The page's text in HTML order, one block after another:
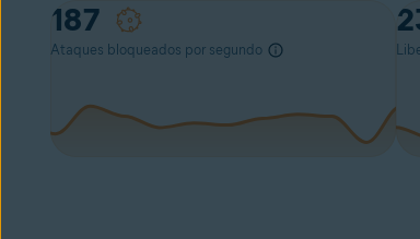
70
Ataques bloqueados por segundo